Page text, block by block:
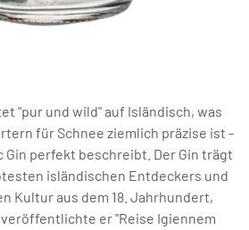
"pur und wild" auf Isländisch, was
für Schnee ziemlich präzise ist -
Gin perfekt beschreibt. Der Gin trägt
isländischen Entdeckers und
Kultur aus dem 18. Jahrhundert,
veröffentlichte er "Reise Igiennem